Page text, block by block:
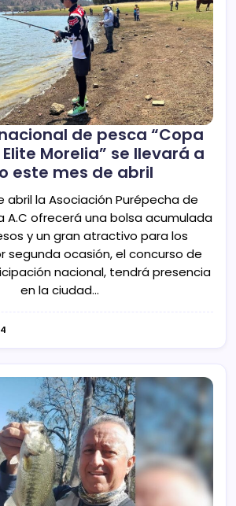
de pesca “Copa
Morelia” se llevará a
este mes de abril
abril la Asociación Purépecha de
A.C ofrecerá una bolsa acumulada
y un gran atractivo para los
segunda ocasión, el concurso de
nacional, tendrá presencia
en la ciudad…